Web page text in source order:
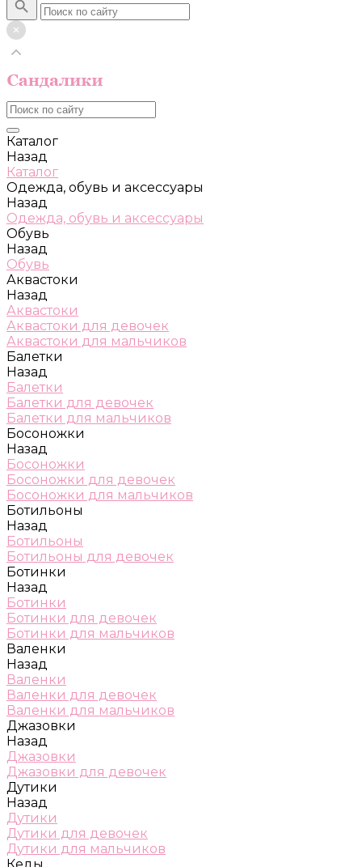
Каталог
Назад
Каталог
Одежда, обувь и аксессуары
Назад
Одежда, обувь и аксессуары
Обувь
Назад
Обувь
Аквастоки
Назад
Аквастоки
Аквастоки для девочек
Аквастоки для мальчиков
Балетки
Назад
Балетки
Балетки для девочек
Балетки для мальчиков
Босоножки
Назад
Босоножки
Босоножки для девочек
Босоножки для мальчиков
Ботильоны
Назад
Ботильоны
Ботильоны для девочек
Ботинки
Назад
Ботинки
Ботинки для девочек
Ботинки для мальчиков
Валенки
Назад
Валенки
Валенки для девочек
Валенки для мальчиков
Джазовки
Назад
Джазовки
Джазовки для девочек
Дутики
Назад
Дутики
Дутики для девочек
Дутики для мальчиков